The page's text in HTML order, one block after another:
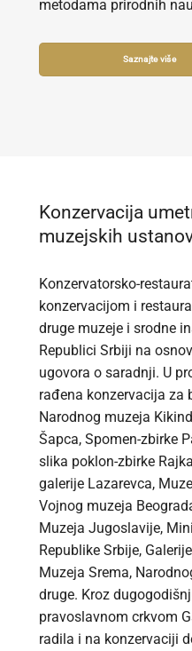
metodama prirodnih
Saznajte više
Konzervacija
muzejskih
Konzervatorsko-
konzervacijom i
druge muzeje i srodne
Republici Srbiji na
ugovora o saradnji. U
rađena konzervacija za
Narodnog muzeja
Šapca, Spomen-zbirke
slika poklon-zbirke
galerije Lazarevca,
Vojnog muzeja
Muzeja Jugoslavije,
Republike Srbije,
Muzeja Srema,
druge. Kroz
pravoslavnom crkvom
radila i na konzervaciji